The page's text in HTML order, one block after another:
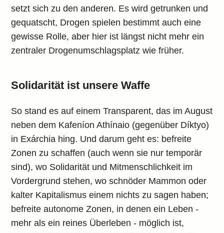
setzt sich zu den anderen. Es wird getrunken und
gequatscht, Drogen spielen bestimmt auch eine
gewisse Rolle, aber hier ist längst nicht mehr ein
zentraler Drogenumschlagsplatz wie früher.
Solidarität ist unsere Waffe
So stand es auf einem Transparent, das im August
neben dem Kafeníon Athínaio (gegenüber Díktyo)
in Exárchia hing. Und darum geht es: befreite
Zonen zu schaffen (auch wenn sie nur temporär
sind), wo Solidarität und Mitmenschlichkeit im
Vordergrund stehen, wo schnöder Mammon oder
kalter Kapitalismus einem nichts zu sagen haben;
befreite autonome Zonen, in denen ein Leben -
mehr als ein reines Überleben - möglich ist,